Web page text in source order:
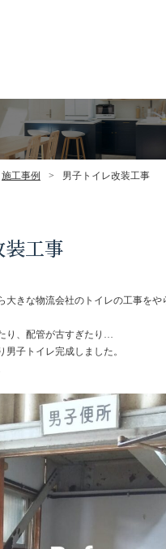
施工事例 男子トイレ改装工事
工事
大きな物流会社のトイレの工事をや
り、配管が古すぎたり…
子トイレ完成しました。